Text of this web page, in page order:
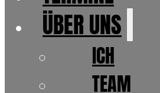
ÜBER UNS
ICH
TEAM